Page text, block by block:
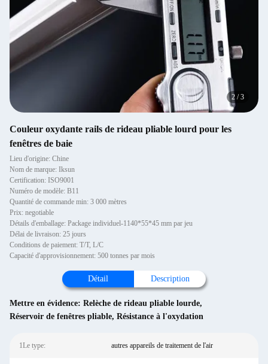
2 /3
Couleur oxydante rails de rideau pliable lourd pour les
fenêtres de baie
Lieu d'origine: Chine
Nom de marque: Iksun
Certification: ISO9001
Numéro de modèle: B11
Quantité de commande min: 3 000 mètres
Prix: negotiable
Détails d'emballage: Package individuel-1140*55*45 mm par jeu
Délai de livraison: 25 jours
Conditions de paiement: T/T, L/C
Capacité d'approvisionnement: 500 tonnes par mois
Détail Description
Mettre en évidence: Relèche de rideau pliable lourde,
Réservoir de fenêtres pliable, Résistance à l'oxydation
1Le type: autres appareils de traitement de l'air